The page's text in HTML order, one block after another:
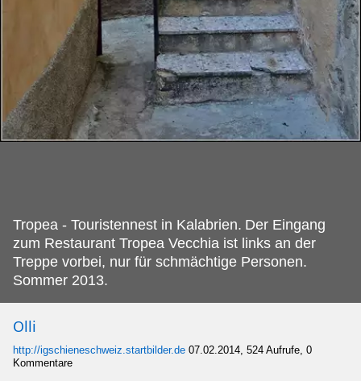
Tropea - Touristennest in Kalabrien. Der Eingang
zum Restaurant Tropea Vecchia ist links an der
Treppe vorbei, nur für schmächtige Personen.
Sommer 2013.
Olli
http://igschieneschweiz.startbilder.de 07.02.2014, 524 Aufrufe, 0
Kommentare